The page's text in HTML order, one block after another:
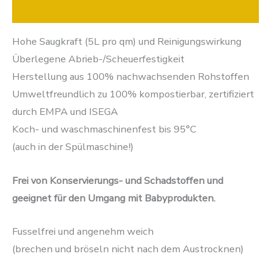
Hohe Saugkraft (5L pro qm) und Reinigungswirkung
Überlegene Abrieb-/Scheuerfestigkeit
Herstellung aus 100% nachwachsenden Rohstoffen
Umweltfreundlich zu 100% kompostierbar, zertifiziert
durch EMPA und ISEGA
Koch- und waschmaschinenfest bis 95°C
(auch in der Spülmaschine!)
Frei von Konservierungs- und Schadstoffen und
geeignet für den Umgang mit Babyprodukten.
Fusselfrei und angenehm weich
(brechen und bröseln nicht nach dem Austrocknen)